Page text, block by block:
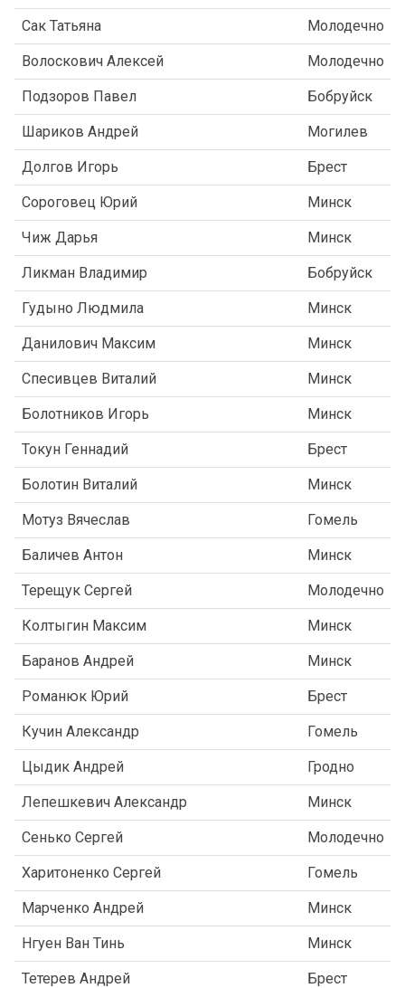
Сак Татьяна Молодечно
Волоскович Алексей Молодечно
Подзоров Павел Бобруйск
Шариков Андрей Могилев
Долгов Игорь Брест
Сороговец Юрий Минск
Чиж Дарья Минск
Ликман Владимир Бобруйск
Гудыно Людмила Минск
Данилович Максим Минск
Спесивцев Виталий Минск
Болотников Игорь Минск
Токун Геннадий Брест
Болотин Виталий Минск
Мотуз Вячеслав Гомель
Баличев Антон Минск
Терещук Сергей Молодечно
Колтыгин Максим Минск
Баранов Андрей Минск
Романюк Юрий Брест
Кучин Александр Гомель
Цыдик Андрей Гродно
Лепешкевич Александр Минск
Сенько Сергей Молодечно
Харитоненко Сергей Гомель
Марченко Андрей Минск
Нгуен Ван Тинь Минск
Тетерев Андрей Брест